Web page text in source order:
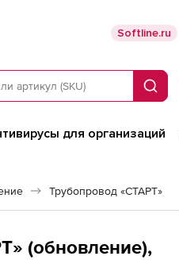
Softline.ru
Поиск
для организаций
Трубопровод «СТАРТ»
(обновление),